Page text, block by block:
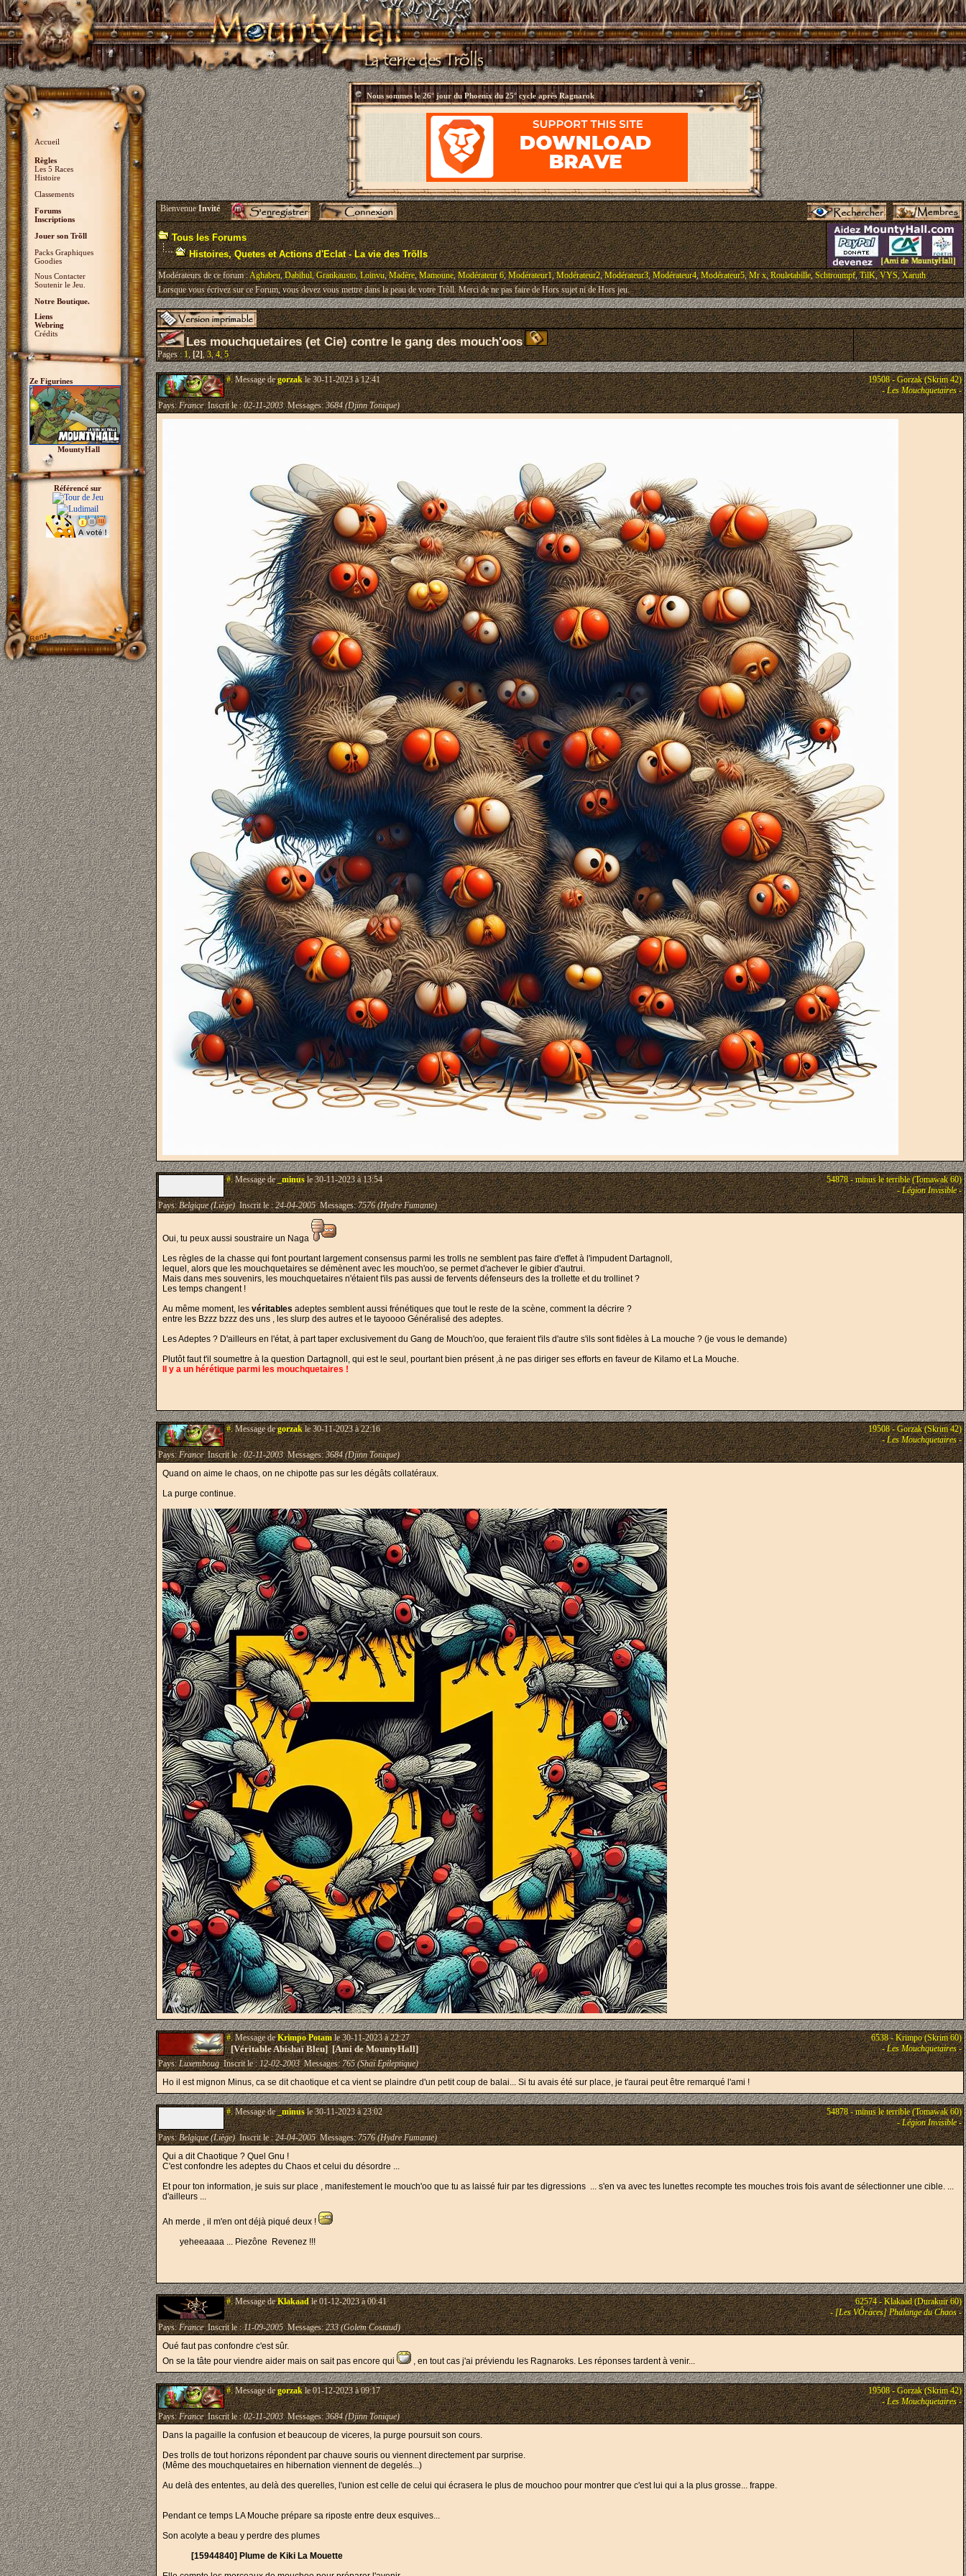
Accueil
Règles
Les 5 Races
Histoire
Classements
Forums
Inscriptions
Jouer son Trõll
Packs Graphiques
Goodies
Nous Contacter
Soutenir le Jeu.
Notre Boutique.
Liens
Webring
Crédits
Ze Figurines
MountyHall
Référencé sur
Nous sommes le26° jour du Phoenix du 25° cycle après Ragnarok
BienvenueInvité
Tous les Forums
Histoires, Quetes et Actions d'Eclat - La vie des Trõlls
Modérateurs de ce forum :Aghabeu,Dabihul,Grankausto,Loinvu,Madère,Mamoune,Modérateur 6,Modérateur1,Modérateur2,Modérateur3,Modérateur4,Modérateur5,Mr x,Rouletabille,Schtroumpf,TilK,VYS,Xaruth
Lorsque vous écrivez sur ce Forum, vous devez vous mettre dans la peau de votre Trõll. Merci de ne pas faire de Hors sujet ni de Hors jeu.
Les mouchquetaires (et Cie) contre le gang des mouch'oos
Pages :1,[2],3,4,5
#.Message degorzakle 30-11-2023 à 12:41
19508 - Gorzak (Skrim 42)
-Les Mouchquetaires-
Pays:FranceInscrit le :02-11-2003Messages:3684 (Djinn Tonique)
#.Message de_minusle 30-11-2023 à 13:54
54878 - minus le terrible (Tomawak 60)
-Légion Invisible-
Pays:Belgique (Liège)Inscrit le :24-04-2005Messages:7576 (Hydre Fumante)
Oui, tu peux aussi soustraire un Naga
Les règles de la chasse qui font pourtant largement consensus parmi les trolls ne semblent pas faire d'effet à l'impudent Dartagnoll,
lequel, alors que les mouchquetaires se démènent avec les mouch'oo, se permet d'achever le gibier d'autrui.
Mais dans mes souvenirs, les mouchquetaires n'étaient t'ils pas aussi de fervents défenseurs des la trollette et du trollinet ?
Les temps changent !
Au même moment, les véritables adeptes semblent aussi frénétiques que tout le reste de la scène, comment la décrire ?
entre les Bzzz bzzz des uns , les slurp des autres et le tayoooo Généralisé des adeptes.
Les Adeptes ? D'ailleurs en l'état, à part taper exclusivement du Gang de Mouch'oo, que feraient t'ils d'autre s'ils sont fidèles à La mouche ? (je vous le demande)
Plutôt faut t'il soumettre à la question Dartagnoll, qui est le seul, pourtant bien présent ,à ne pas diriger ses efforts en faveur de Kilamo et La Mouche.
Il y a un hérétique parmi les mouchquetaires !
#.Message degorzakle 30-11-2023 à 22:16
19508 - Gorzak (Skrim 42)
-Les Mouchquetaires-
Pays:FranceInscrit le :02-11-2003Messages:3684 (Djinn Tonique)
Quand on aime le chaos, on ne chipotte pas sur les dégâts collatéraux.
La purge continue.
#.Message deKrimpo Potamle 30-11-2023 à 22:27
[Véritable Abishaï Bleu] [Ami de MountyHall]
6538 - Krimpo (Skrim 60)
-Les Mouchquetaires-
Pays:LuxembougInscrit le :12-02-2003Messages:765 (Shaï Epileptique)
Ho il est mignon Minus, ca se dit chaotique et ca vient se plaindre d'un petit coup de balai... Si tu avais été sur place, je t'aurai peut être remarqué l'ami !
#.Message de_minusle 30-11-2023 à 23:02
54878 - minus le terrible (Tomawak 60)
-Légion Invisible-
Pays:Belgique (Liège)Inscrit le :24-04-2005Messages:7576 (Hydre Fumante)
Qui a dit Chaotique ? Quel Gnu !
C'est confondre les adeptes du Chaos et celui du désordre ...
Et pour ton information, je suis sur place , manifestement le mouch'oo que tu as laissé fuir par tes digressions ... s'en va avec tes lunettes recompte tes mouches trois fois avant de sélectionner une cible. ...
d'ailleurs ...
Ah merde , il m'en ont déjà piqué deux !
yeheeaaaa ... Piezône Revenez !!!
#.Message deKlakaadle 01-12-2023 à 00:41
62574 - Klakaad (Durakuir 60)
-[Les VÔräces] Phalange du Chaos-
Pays:FranceInscrit le :11-09-2005Messages:233 (Golem Costaud)
Oué faut pas confondre c'est sûr.
On se la tâte pour viendre aider mais on sait pas encore qui
, en tout cas j'ai préviendu les Ragnaroks. Les réponses tardent à venir...
#.Message degorzakle 01-12-2023 à 09:17
19508 - Gorzak (Skrim 42)
-Les Mouchquetaires-
Pays:FranceInscrit le :02-11-2003Messages:3684 (Djinn Tonique)
Dans la pagaille la confusion et beaucoup de viceres, la purge poursuit son cours.
Des trolls de tout horizons répondent par chauve souris ou viennent directement par surprise.
(Même des mouchquetaires en hibernation viennent de degelés...)
Au delà des ententes, au delà des querelles, l'union est celle de celui qui écrasera le plus de mouchoo pour montrer que c'est lui qui a la plus grosse... frappe.
Pendant ce temps LA Mouche prépare sa riposte entre deux esquives...
Son acolyte a beau y perdre des plumes
[15944840] Plume de Kiki La Mouette